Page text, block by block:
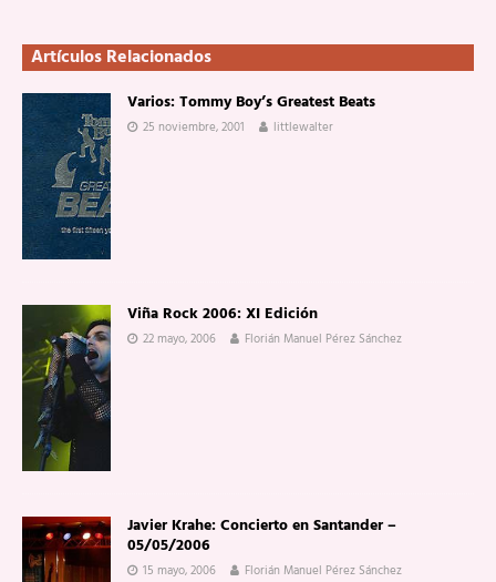
Artículos Relacionados
Varios: Tommy Boy’s Greatest Beats
25 noviembre, 2001 littlewalter
Viña Rock 2006: XI Edición
22 mayo, 2006 Florián Manuel Pérez Sánchez
Javier Krahe: Concierto en Santander –
05/05/2006
15 mayo, 2006 Florián Manuel Pérez Sánchez